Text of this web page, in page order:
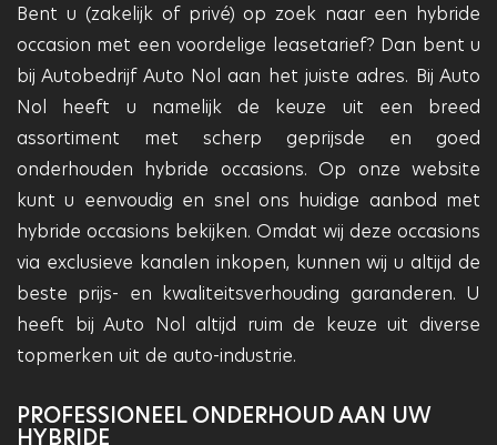
Bent u (zakelijk of privé) op zoek naar een hybride
occasion met een voordelige leasetarief? Dan bent u
bij Autobedrijf Auto Nol aan het juiste adres. Bij Auto
Nol heeft u namelijk de keuze uit een breed
assortiment met scherp geprijsde en goed
onderhouden hybride occasions. Op onze website
kunt u eenvoudig en snel ons huidige aanbod met
hybride occasions bekijken. Omdat wij deze occasions
via exclusieve kanalen inkopen, kunnen wij u altijd de
beste prijs- en kwaliteitsverhouding garanderen. U
heeft bij Auto Nol altijd ruim de keuze uit diverse
topmerken uit de auto-industrie.
PROFESSIONEEL ONDERHOUD AAN UW
HYBRIDE